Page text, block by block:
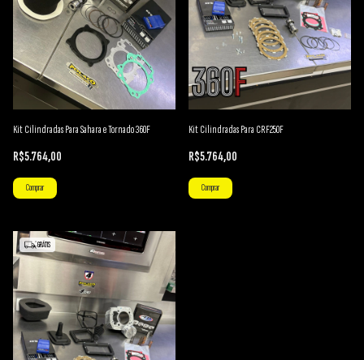
Kit Cilindradas Para Sahara e Tornado 360F
R$5.764,00
Kit Cilindradas Para CRF250F
R$5.764,00
GRÁTIS